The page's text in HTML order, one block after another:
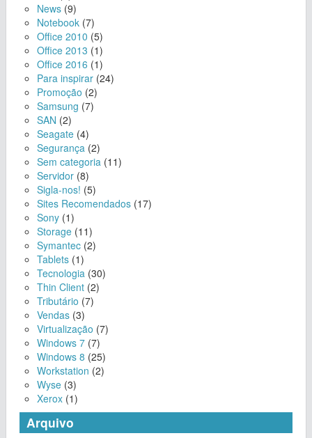
News (9)
Notebook (7)
Office 2010 (5)
Office 2013 (1)
Office 2016 (1)
Para inspirar (24)
Promoção (2)
Samsung (7)
SAN (2)
Seagate (4)
Segurança (2)
Sem categoria (11)
Servidor (8)
Sigla-nos! (5)
Sites Recomendados (17)
Sony (1)
Storage (11)
Symantec (2)
Tablets (1)
Tecnologia (30)
Thin Client (2)
Tributário (7)
Vendas (3)
Virtualização (7)
Windows 7 (7)
Windows 8 (25)
Workstation (2)
Wyse (3)
Xerox (1)
Arquivo